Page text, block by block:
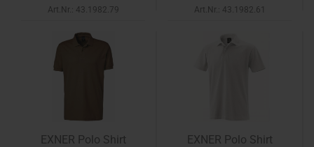
Art.Nr.: 43.1982.79
Art.Nr.: 43.1982.61
EXNER Polo Shirt
EXNER Polo Shirt